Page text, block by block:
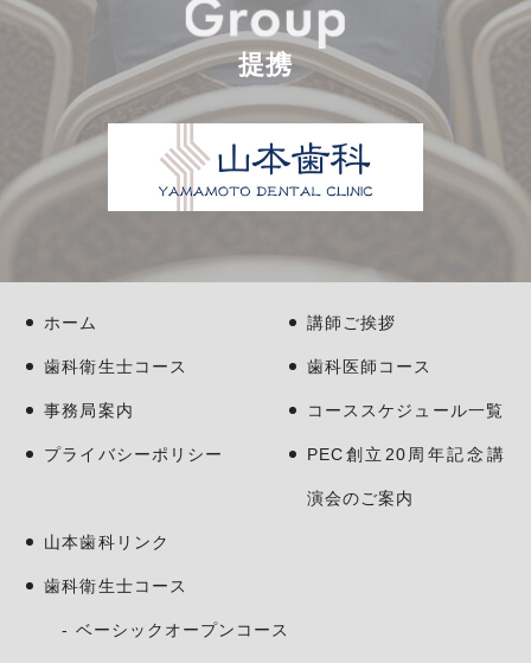
提携
ホーム 講師ご挨拶
歯科衛生士コース 歯科医師コース
事務局案内 コーススケジュール一覧
プライバシーポリシー PEC創立20周年記念講
演会のご案内
山本歯科リンク
歯科衛生士コース
ベーシックオープンコース